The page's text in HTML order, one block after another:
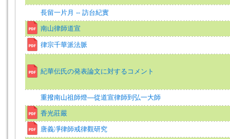
長留一片月 -- 訪台紀實
南山律師道宣
律宗千華派法脈
紀華伝氏の発表論文に対するコメント
重撥南山祖師燈—從道宣律師到弘一大師
香光莊嚴
唐義凈律師戒律觀研究